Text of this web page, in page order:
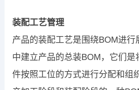
装配工艺管理
产品的装配工艺是围绕BOM进
中建立产品的总装BOM，它们是
件按照工位的方式进行分配和组